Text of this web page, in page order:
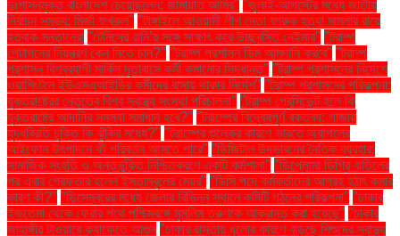
দুঃশাসনমুক্ত বাংলাদেশ চেয়েছিলেন: জামায়াত আমির" "জুলাই-আগস্টের মধ্যে জাতীয়
নির্বাচন সম্ভব: মির্জা ফখরুল" "টাঙ্গাইলে আওয়ামী লীগ নেতা ফারুক হত্যা মামলার রায়ে
হতবাক সন্তানেরা "টেনিসের রানি’র সঙ্গে সাক্ষাৎ করে উচ্ছ্বসিত নেইমার" "ট্রাম্প
পেন্টাগনের নিয়ন্ত্রণ কেন নিতে চান?" "ট্রাম্প প্রশাসন ডিম আমদানি করবে" "ট্রাম্প
প্রশাসন বিশ্বব্যাপী মার্কিন দূতাবাসে কর্মী কমানোর সিদ্ধান্ত" "ট্রাম্প প্রশাসনের নির্দেশে
ওয়াশিংটনে ইউএসএআইডির কর্মীদের বাসায় থাকার নির্দেশ" "ট্রাম্প প্রশাসনের পরিকল্পনা:
যুক্তরাষ্ট্রের নেতৃত্বে বিশ্ব স্বাস্থ্য সংস্থা পরিচালনা" "ট্রাম্প প্রেসিডেন্ট হলে কি
যুক্তরাষ্ট্রে আদানির সমস্যা সমাধান হবে?" "ট্রাম্পের বিদ্বেষপূর্ণ বক্তব্য: গাজায়
যুদ্ধবিরতি চুক্তি কি ঝুঁকির মধ্যে?" "ট্রাম্পের শুল্কের কারণে ভারতে অ্যাপলের
আইফোন উৎপাদনে কী পরিবর্তন আসতে পারে" "ডিজিটাল উদ্ভাবনের নৈতিক ব্যবহার:
সামাজিক সংহতি ও অন্তর্ভুক্তি নিশ্চিতকরণে একটি কর্মশালা" "ডিপ্লোমা ডিগ্রি বাতিলের
পর এবার গ্রেফতার হলেন ইস্তাম্বুলের মেয়র" "ডিসি পদে কর্মকর্তাদের আগ্রহ হঠাৎ কমার
কারণ কী?" "ডিসেম্বরের মধ্যে জেলার বিভিন্ন স্থানে কমিটি গঠনের পরিকল্পনা" "ঢাকার
ইজতেমা থেকে ফেরার পথে পশ্চিমবঙ্গে মুসলিম তরুণকে আক্রান্ত করা হয়েছে" "ঢাকার
জাহাঙ্গীর টাওয়ারে ক্যাফেতে আগুন "ঢাকার রাস্তায় ধুলোর কারণে বাড়ছে শিশুদের স্বাস্থ্য